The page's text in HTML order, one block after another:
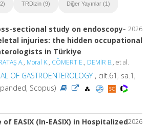
TRDizin (9) Diğer Yayınlar (1)
2026
sectional study on endoscopy-
injuries: the hidden occupational
in Türkiye
A., Moral K., CÖMERT E., DEMİR B., et al.
OF GASTROENTEROLOGY , cilt.61, sa.1,
Scopus)
2026
EASIX (ln-EASIX) in Hospitalized